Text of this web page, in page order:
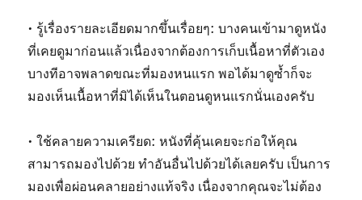
• รู้เรื่องรายละเอียดมากขึ้นเรื่อยๆ: บางคนเข้ามาดูหนัง
ที่เคยดูมาก่อนแล้วเนื่องจากต้องการเก็บเนื้อหาที่ตัวเอง
บางทีอาจพลาดขณะที่มองหนแรก พอได้มาดูซ้ำก็จะ
มองเห็นเนื้อหาที่มิได้เห็นในตอนดูหนแรกนั่นเองครับ
• ใช้คลายความเครียด: หนังที่คุ้นเคยจะก่อให้คุณ
สามารถมองไปด้วย ทำอันอื่นไปด้วยได้เลยครับ เป็นการ
มองเพื่อผ่อนคลายอย่างแท้จริง เนื่องจากคุณจะไม่ต้อง